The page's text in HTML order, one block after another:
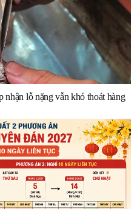
nhận lỗ nặng vẫn khó thoát hàng